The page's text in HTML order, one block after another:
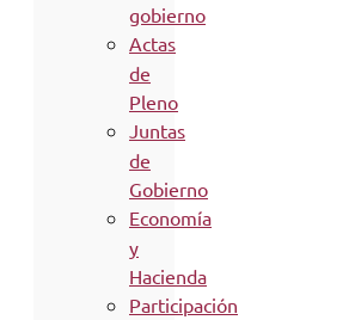
gobierno
Actas
de
Pleno
Juntas
de
Gobierno
Economía
y
Hacienda
Participación